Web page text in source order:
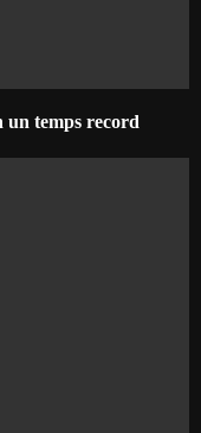
un temps record